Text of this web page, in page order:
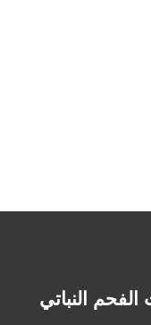
النباتي